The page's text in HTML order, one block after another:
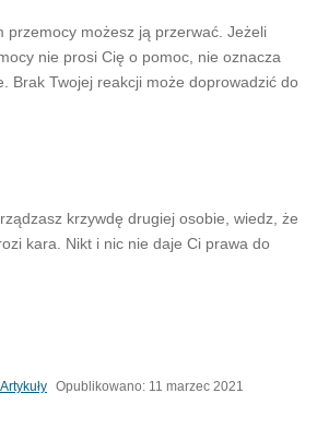
przemocy możesz ją przerwać. Jeżeli
nie prosi Cię o pomoc, nie oznacza
Brak Twojej reakcji może doprowadzić do
krzywdę drugiej osobie, wiedz, że
kara. Nikt i nic nie daje Ci prawa do
Artykuły Opublikowano: 11 marzec 2021